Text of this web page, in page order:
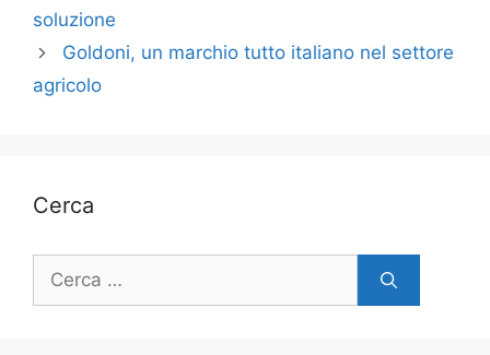
soluzione
Goldoni, un marchio tutto italiano nel settore
agricolo
Cerca
Ricerca